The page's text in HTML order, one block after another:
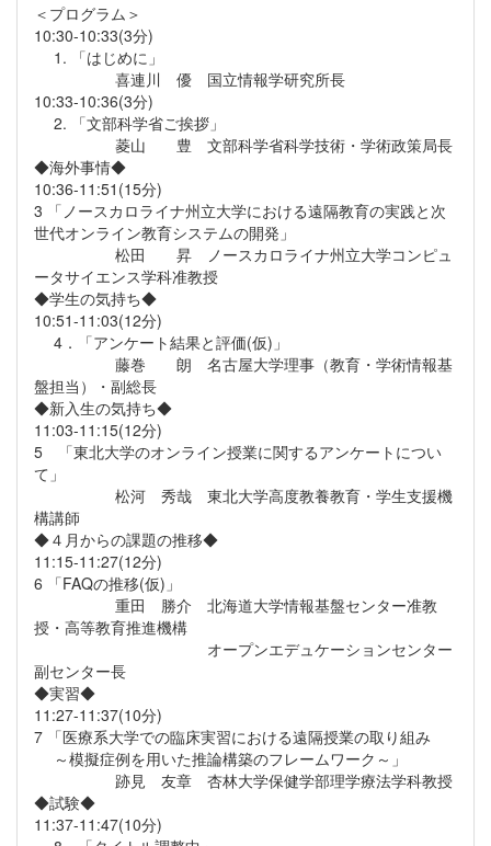
＜プログラム＞
10:30-10:33(3分)
1. 「はじめに」
喜連川 優 国立情報学研究所長
10:33-10:36(3分)
2. 「文部科学省ご挨拶」
菱山 豊 文部科学省科学技術・学術政策局長
◆海外事情◆
10:36-11:51(15分)
3 「ノースカロライナ州立大学における遠隔教育の実践と次
世代オンライン教育システムの開発」
松田 昇 ノースカロライナ州立大学コンピュ
ータサイエンス学科准教授
◆学生の気持ち◆
10:51-11:03(12分)
4．「アンケート結果と評価(仮)」
藤巻 朗 名古屋大学理事（教育・学術情報基
盤担当）・副総長
◆新入生の気持ち◆
11:03-11:15(12分)
5 「東北大学のオンライン授業に関するアンケートについ
て」
松河 秀哉 東北大学高度教養教育・学生支援機
構講師
◆４月からの課題の推移◆
11:15-11:27(12分)
6 「FAQの推移(仮)」
重田 勝介 北海道大学情報基盤センター准教
授・高等教育推進機構
オープンエデュケーションセンター
副センター長
◆実習◆
11:27-11:37(10分)
7 「医療系大学での臨床実習における遠隔授業の取り組み
～模擬症例を用いた推論構築のフレームワーク～」
跡見 友章 杏林大学保健学部理学療法学科教授
◆試験◆
11:37-11:47(10分)